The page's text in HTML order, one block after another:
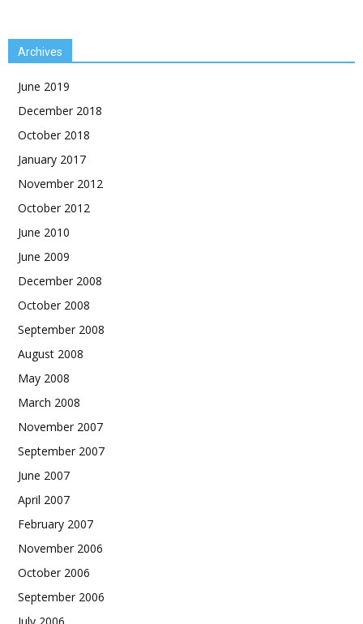
Archives
June 2019
December 2018
October 2018
January 2017
November 2012
October 2012
June 2010
June 2009
December 2008
October 2008
September 2008
August 2008
May 2008
March 2008
November 2007
September 2007
June 2007
April 2007
February 2007
November 2006
October 2006
September 2006